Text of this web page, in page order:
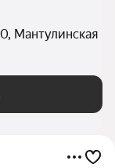
Мантулинская